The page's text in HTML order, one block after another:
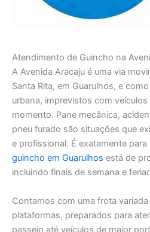
Atendimento de Guincho na
A Avenida Aracaju é uma via
Santa Rita, em Guarulhos, e
urbana, imprevistos com
momento. Pane mecânica,
pneu furado são situações que
e profissional. É exatamente
guincho em Guarulhos está de
incluindo finais de semana e
Contamos com uma frota
plataformas, preparados para
passeio até veículos de maior